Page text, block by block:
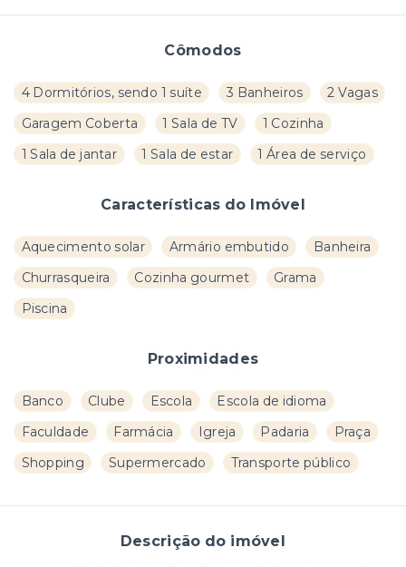
Cômodos
4 Dormitórios, sendo 1 suíte 3 Banheiros
2 Vagas
Garagem Coberta
1 Sala de TV
1 Cozinha
1 Sala de jantar
1 Sala de estar 1 Área de serviço
Características do Imóvel
Aquecimento solar Armário embutido
Banheira
Churrasqueira
Cozinha gourmet
Grama
Piscina
Proximidades
Banco Clube Escola
Escola de idioma
Faculdade
Farmácia Igreja Padaria
Praça
Shopping
Supermercado Transporte público
Descrição do imóvel